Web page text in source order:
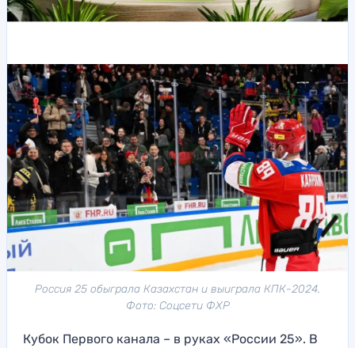
Россия 25 обыграла Казахстан и выиграла КПК-2024.
Фото: Соцсети ФХР
Кубок Первого канала – в руках «России 25». В